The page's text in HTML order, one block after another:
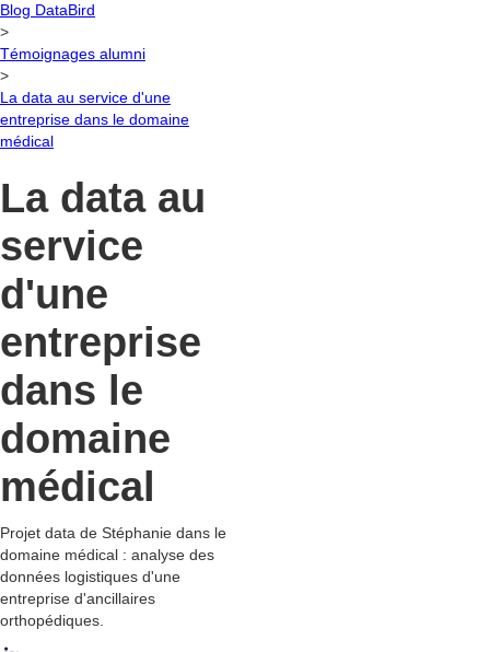
Blog DataBird
>
Témoignages alumni
>
La data au service d'une
entreprise dans le domaine
médical
La data au
service
d'une
entreprise
dans le
domaine
médical
Projet data de Stéphanie dans le
domaine médical : analyse des
données logistiques d'une
entreprise d'ancillaires
orthopédiques.